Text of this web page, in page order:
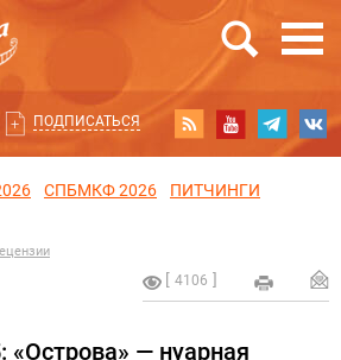
ПОДПИСАТЬСЯ
СПБМКФ 2026
ПИТЧИНГИ
4106
«Острова» — нуарная